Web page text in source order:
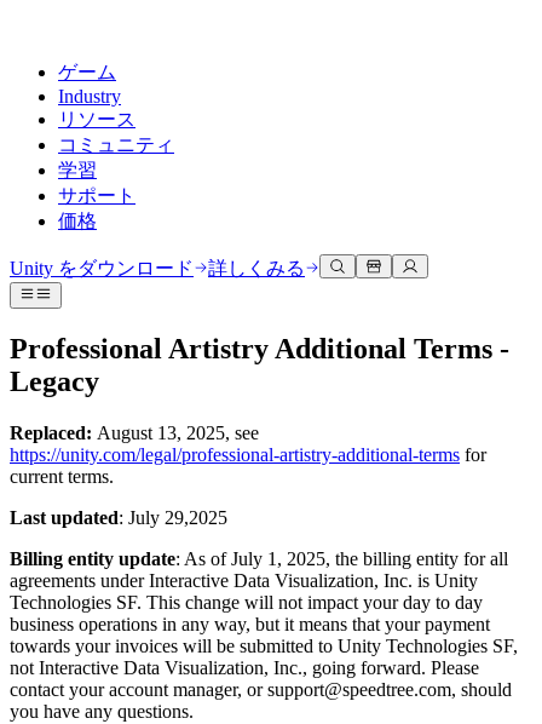
ゲーム
Industry
リソース
コミュニティ
学習
サポート
価格
Unityエンジン
任意のプラットフォーム向けに2Dおよび3Dゲームを構築
共同作業
Unity をダウンロード
デプロイ
マルチプラットフォーム
Unity がサポートする 25 以上のプラットフォームを見る
LiveOps
ローンチ後のインサイトとライブゲームオペレーション
成長
3Dコラボレーション
リアルタイムで3Dプロジェクトを構築およびレビューする
没入型トレーニング
顧客体験
業界
製造業
運用の卓越性を達成する
小売
店内体験をオンライン体験に変換する
ドキュメント
公式ユーザーマニュアルとAPIリファレンス
リリースバージョンと問題追跡
ロードマップ
今後の機能をレビューする
用語集
技術用語のライブラリ
インサイト
ケーススタディ
実際の成功事例
ディスカッション
議論、問題解決、つながる
グローバルおよびローカルイベント
コミュニティストーリー
Made with Unity
Unityクリエイターの紹介
ライブストリーム
開発者、クリエイター、インサイダーに参加する
Unity Awards
世界中のUnityクリエイターを祝う
Unity Learn
プロフェッショナルトレーニング
Unity初心者向け
スタートガイド
学習を開始しましょう
Unityエッセンシャルパスウェイ
Unity は初めてですか？旅を始めましょう
ハウツーガイド
実用的なヒントとベストプラクティス
教育
ヘルプを得る
Unityで成功するためのサポート
Success Plan
FAQ
よくある質問への回答
私たちのチームに連絡する
Unity をダウンロード 詳しくみる
Professional Artistry Additional Terms -
Legacy
Replaced: August 13, 2025, see
https://unity.com/legal/professional-artistry-additional-terms for
current terms.
Last updated: July 29,2025
Billing entity update: As of July 1, 2025, the billing entity for all
agreements under Interactive Data Visualization, Inc. is Unity
Technologies SF. This change will not impact your day to day
business operations in any way, but it means that your payment
towards your invoices will be submitted to Unity Technologies SF,
not Interactive Data Visualization, Inc., going forward. Please
contact your account manager, or support@speedtree.com, should
you have any questions.